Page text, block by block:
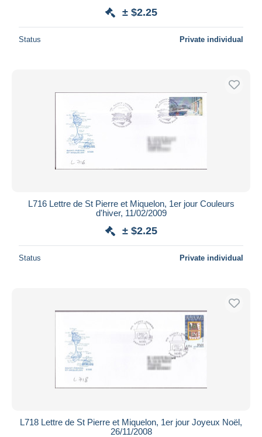
± $2.25
Status Private individual
L716 Lettre de St Pierre et Miquelon, 1er jour Couleurs
d'hiver, 11/02/2009
± $2.25
Status Private individual
L718 Lettre de St Pierre et Miquelon, 1er jour Joyeux Noël,
26/11/2008